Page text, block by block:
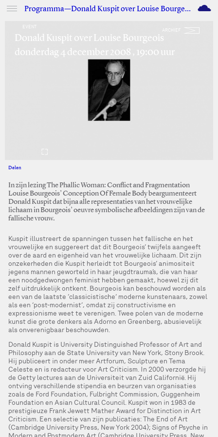
Programma—Donald Kuspit over Louise Bourgeois M
EVENT
ARCHIEF
Donald Kuspit over Louise Bourgeois
donderdag 4 december 2008 , 19:00 uur
Delen
In zijn lezing The Phallic Woman: Conflict and Fragmentation
Louise Bourgeois’ Conception Of Female Body beargumenteert
Donald Kuspit dat bijna alle representaties van het vrouwelijke
lichaam in Bourgeois’ oeuvre symbolische afbeeldingen zijn van de
fallische vrouw.
Kuspit illustreert de spanningen tussen het fallische en het
vrouwelijke en suggereert dat dit Bourgeois’ twijfels aangeeft
over de aard en eigenheid van het vrouwelijke lichaam. Dit zijn
onzekerheden die Kuspit herleidt tot Bourgeois’ animositeit
jegens mannen geworteld in haar jeugdtrauma’s, die van haar
een noodgedwongen feminist hebben gemaakt, hoewel zij dit
zelf uitdrukkelijk ontkent. Bourgeois kan beschouwd worden als
een van de laatste ‘classicistische‘ moderne kunstenaars, zowel
als een ‘post-modernist’, omdat zij constructivisme en
expressionisme weet te verenigen. Twee polen van de moderne
kunst die grote denkers als Adorno en Greenberg, abusievelijk
als onverenigbaar beschouwden.
Donald Kuspit is University Distinguished Professor of Art and
Philosophy aan de State University van New York, Stony Brook.
Hij publiceert in onder meer Artforum, Sculpture en Tema
Celeste en is redacteur voor Art Criticism. In 2000 verzorgde hij
de Getty lectures aan de Universiteit van Zuid Californië. Hij
ontving verschillende stipendia en beurzen van organisaties
zoals de Ford Foundation, Fulbright Commission, Guggenheim
Foundation en Asian Cultural Council. Kuspit won in 1983 de
prestigieuze Frank Jewett Mather Award for Distinction in Art
Criticism. Een selectie van zijn publicaties: The End of Art
(Cambridge University Press, New York 2004); Signs of Psyche in